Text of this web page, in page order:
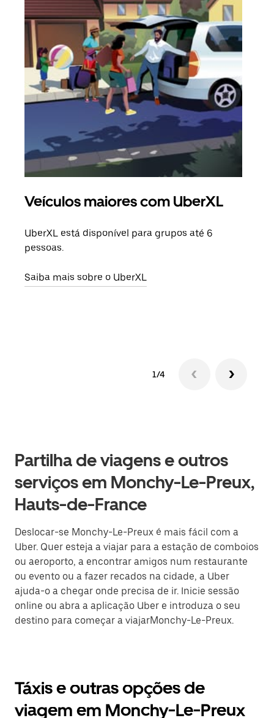
Veículos maiores com UberXL
UberXL está disponível para grupos até 6
pessoas.
Saiba mais sobre o UberXL
1/4
Partilha de viagens e outros
serviços em Monchy-Le-Preux,
Hauts-de-France
Deslocar-se Monchy-Le-Preux é mais fácil com a
Uber. Quer esteja a viajar para a estação de comboios
ou aeroporto, a encontrar amigos num restaurante
ou evento ou a fazer recados na cidade, a Uber
ajuda-o a chegar onde precisa de ir. Inicie sessão
online ou abra a aplicação Uber e introduza o seu
destino para começar a viajarMonchy-Le-Preux.
Táxis e outras opções de
viagem em Monchy-Le-Preux